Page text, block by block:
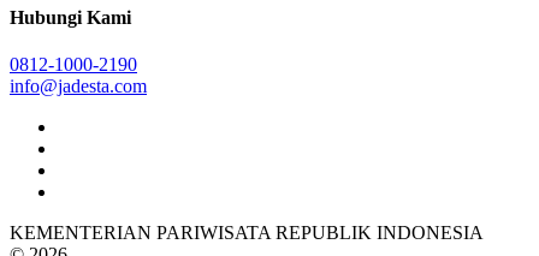
Hubungi Kami
0812-1000-2190
info@jadesta.com
KEMENTERIAN PARIWISATA REPUBLIK INDONESIA